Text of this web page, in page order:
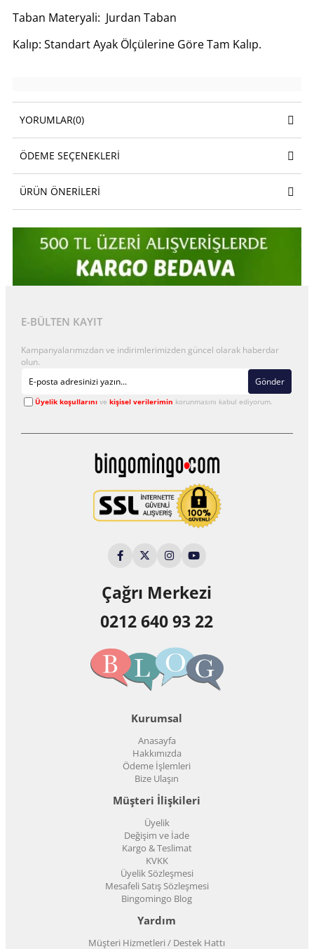
Taban Materyali: Jurdan Taban
Kalıp: Standart Ayak Ölçülerine Göre Tam Kalıp.
YORUMLAR(0)
ÖDEME SEÇENEKLERI
ÜRÜN ÖNERILERI
E-BÜLTEN KAYIT
Kampanyalarımızdan ve indirimlerimizden güncel olarak haberdar
olun.
Gönder
Üyelik koşullarınıve kişisel verilerimin korunmasını kabul ediyorum.
Çağrı Merkezi
0212 640 93 22
Kurumsal
Anasayfa
Hakkımızda
Ödeme İşlemleri
Bize Ulaşın
Müşteri İlişkileri
Üyelik
Değişim ve İade
Kargo & Teslimat
KVKK
Üyelik Sözleşmesi
Mesafeli Satış Sözleşmesi
Bingomingo Blog
Yardım
Müşteri Hizmetleri / Destek Hattı